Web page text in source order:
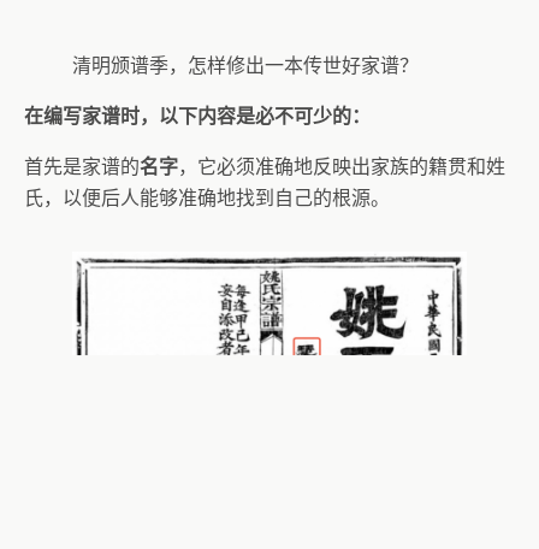
清明颁谱季，怎样修出一本传世好家谱？
在编写家谱时，以下内容是必不可少的：
首先是家谱的名字，它必须准确地反映出家族的籍贯和姓
氏，以便后人能够准确地找到自己的根源。